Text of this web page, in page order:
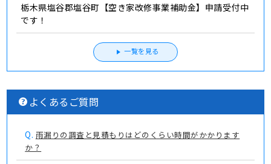
栃木県塩谷郡塩谷町【空き家改修事業補助金】申請受付中
です！
一覧を見る
よくあるご質問
Q. 雨漏りの調査と見積もりはどのくらい時間がかかります
か？